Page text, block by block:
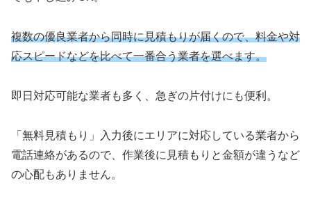
複数の優良業者から同時に見積もりが届くので、料金や対
応スピードなどを比べて一番合う業者を選べます。
即日対応可能な業者も多く、急ぎの片付けにも便利。
「無料見積もり」入力後にエリアに対応している業者から
電話連絡があるので、作業後に見積もりと金額が違うなど
の心配もありません。